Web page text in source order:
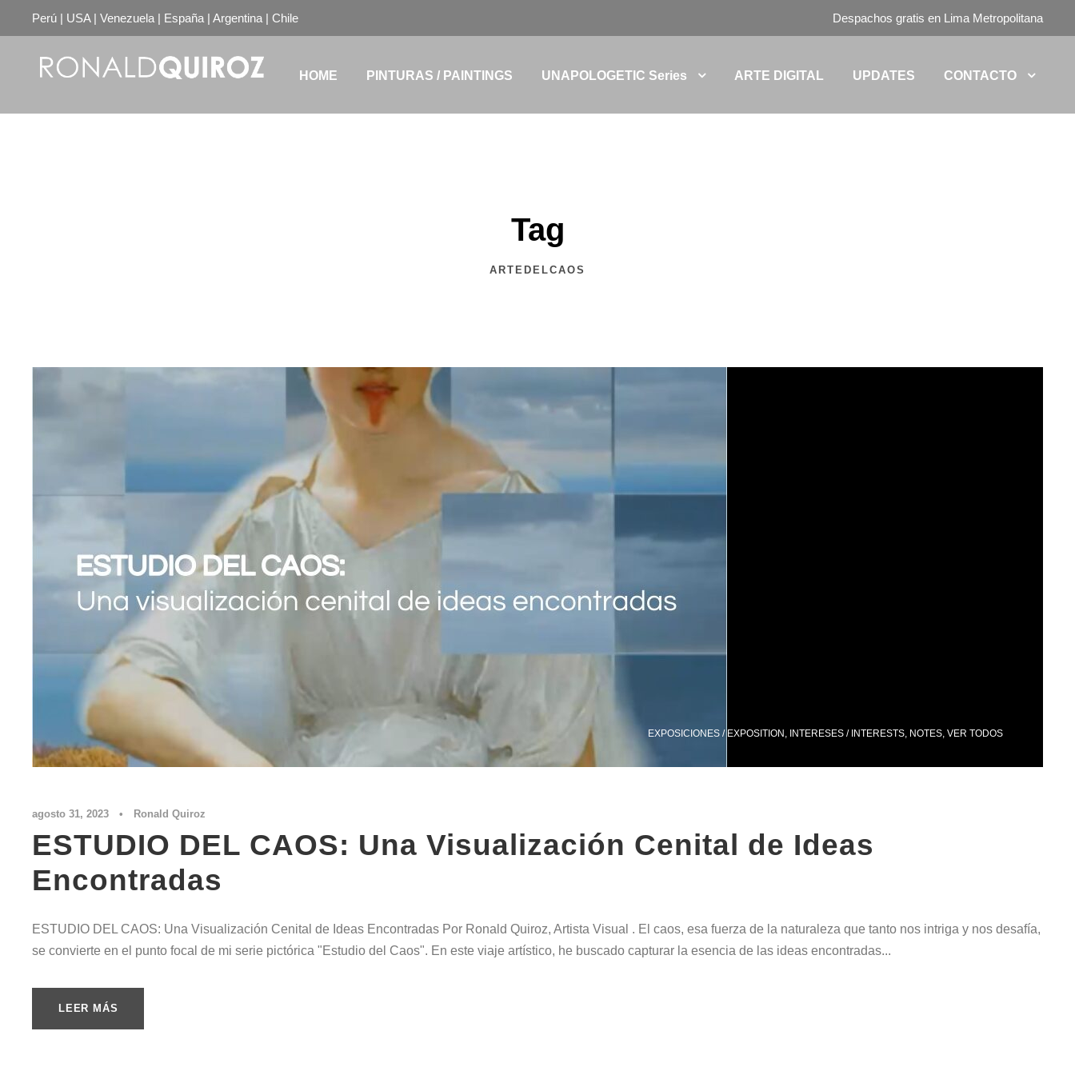
Perú | USA | Venezuela | España | Argentina | Chile Despachos gratis en Lima Metropolitana
HOME PINTURAS / PAINTINGS UNAPOLOGETIC Series ARTE DIGITAL UPDATES CONTACTO
Tag
ARTEDELCAOS
EXPOSICIONES / EXPOSITION , INTERESES / INTERESTS, NOTES, VER TODOS
agosto 31, 2023 • Ronald Quiroz
ESTUDIO DEL CAOS: Una Visualización Cenital de Ideas
Encontradas
ESTUDIO DEL CAOS: Una Visualización Cenital de Ideas Encontradas Por Ronald Quiroz, Artista Visual . El caos, esa fuerza de la naturaleza que tanto nos intriga y nos desafía,
se convierte en el punto focal de mi serie pictórica "Estudio del Caos". En este viaje artístico, he buscado capturar la esencia de las ideas encontradas...
LEER MÁS